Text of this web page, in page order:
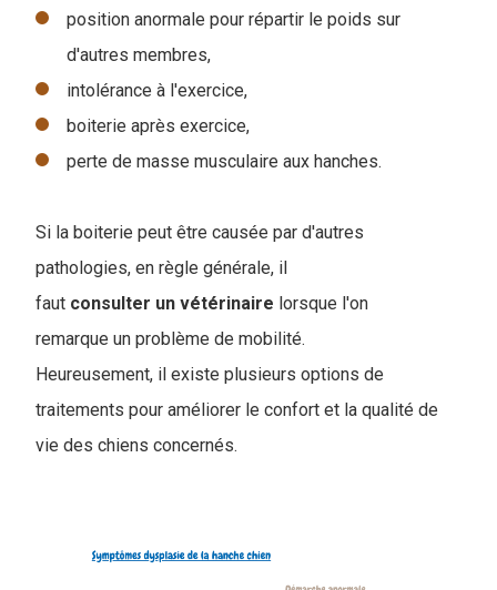
position anormale pour répartir le poids sur
d'autres membres,
intolérance à l'exercice,
boiterie après exercice,
perte de masse musculaire aux hanches.
Si la boiterie peut être causée par d'autres
pathologies, en règle générale, il
faut consulter un vétérinaire lorsque l'on
remarque un problème de mobilité.
Heureusement, il existe plusieurs options de
traitements pour améliorer le confort et la qualité de
vie des chiens concernés.